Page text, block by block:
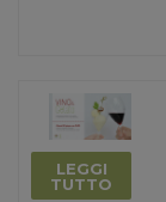
LEGGI
TUTTO